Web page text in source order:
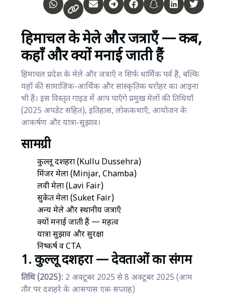
हिमाचल के मेले और जत्राएँ — कब,
कहाँ और क्यों मनाई जाती हैं
हिमाचल प्रदेश के मेले और जत्राएँ न सिर्फ धार्मिक पर्व हैं, बल्कि
यहाँ की सामाजिक-आर्थिक और सांस्कृतिक धरोहर का आइना
भी हैं। इस विस्तृत गाइड में आप पाएँगे प्रमुख मेलों की तिथियाँ
(2025 अपडेट सहित), इतिहास, लोककथाएँ, आयोजन के
आकर्षण और यात्रा-सुझाव।
सामग्री
कुल्लू दशहरा (Kullu Dussehra)
मिंजर मेला (Minjar, Chamba)
लवी मेला (Lavi Fair)
सुकेत मेला (Suket Fair)
अन्य मेले और स्थानीय जत्राएँ
क्यों मनाई जाती हैं — महत्व
यात्रा सुझाव और सुरक्षा
निष्कर्ष व CTA
1. कुल्लू दशहरा — देवताओं का संगम
तिथि (2025): 2 अक्टूबर 2025 से 8 अक्टूबर 2025 (आम
तौर पर दशहरे के आसपास एक सप्ताह)